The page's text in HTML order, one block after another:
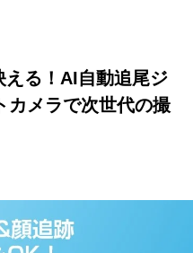
える！AI自動追尾ジ
カメラで次世代の撮